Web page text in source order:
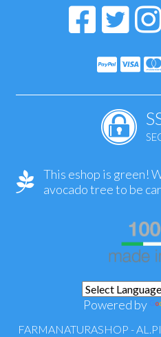
This eshop is green!
avocado tree to be
Powered by
FARMANATURASHOP -